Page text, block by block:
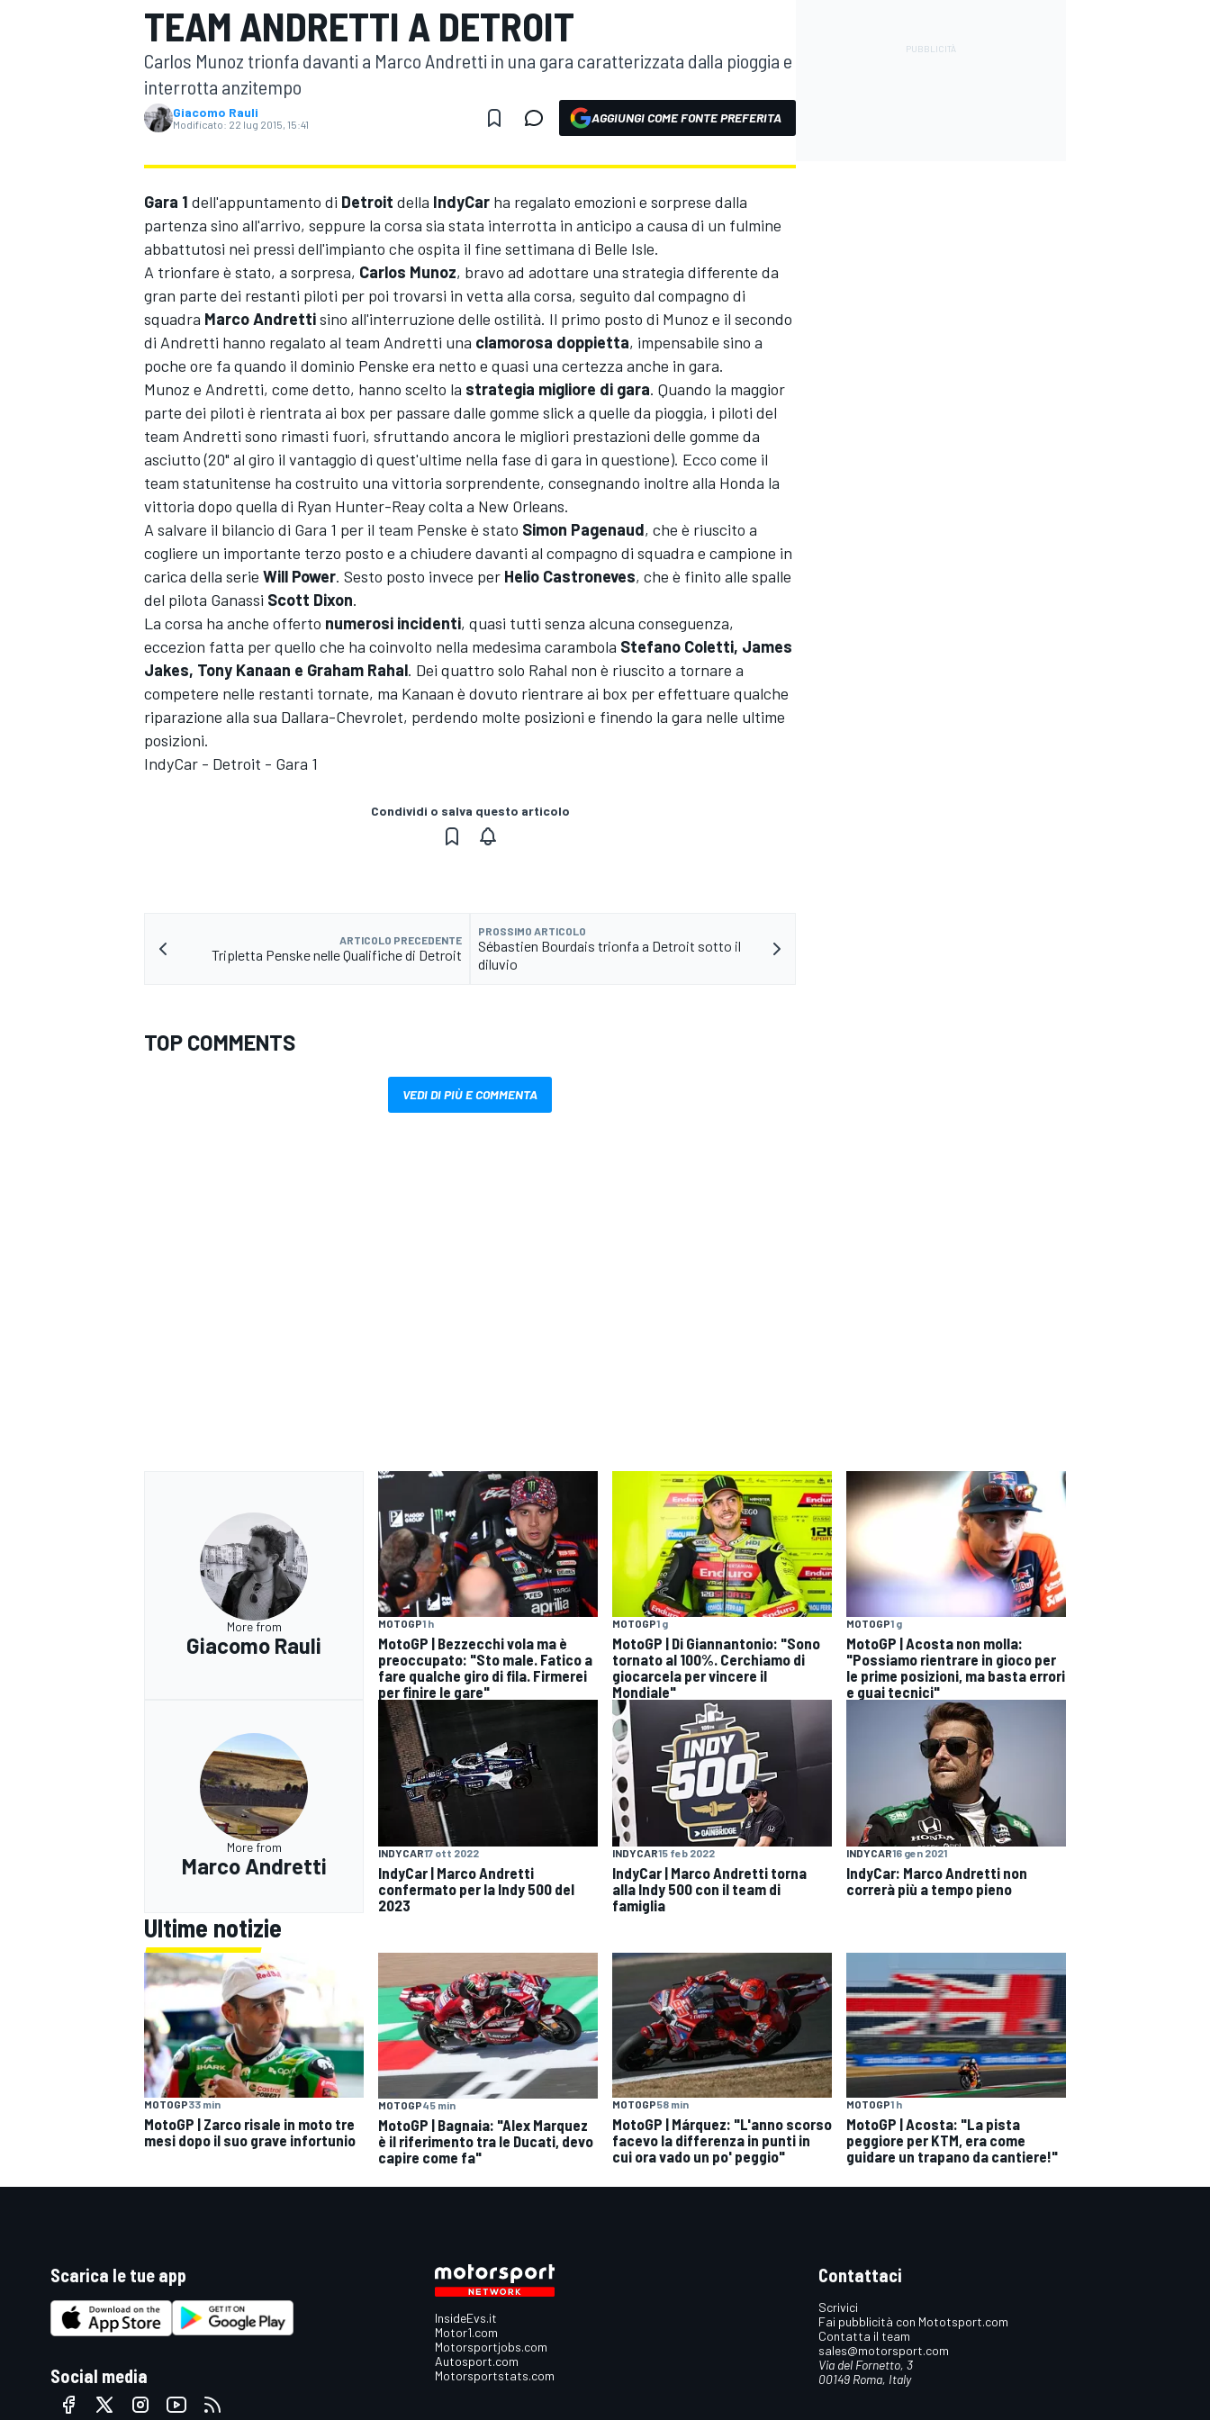
MOTOGP WEC
WRC
MONOMARCA
RALLY
TEAM ANDRETTI A DETROIT
Carlos Munoz trionfa davanti a Marco Andretti in una gara caratterizzata dalla pioggia e
interrotta anzitempo
Giacomo Rauli
Modificato: 22 lug 2015, 15:41 AGGIUNGI COME FONTE PREFERITA
Gara 1 dell'appuntamento di Detroit della IndyCar ha regalato emozioni e sorprese dalla
partenza sino all'arrivo, seppure la corsa sia stata interrotta in anticipo a causa di un fulmine
abbattutosi nei pressi dell'impianto che ospita il fine settimana di Belle Isle.
A trionfare è stato, a sorpresa, Carlos Munoz, bravo ad adottare una strategia differente da
gran parte dei restanti piloti per poi trovarsi in vetta alla corsa, seguito dal compagno di
squadra Marco Andrettisino all'interruzione delle ostilità. Il primo posto di Munoz e il secondo
di Andretti hanno regalato al team Andretti una clamorosa doppietta, impensabile sino a
poche ore fa quando il dominio Penske era netto e quasi una certezza anche in gara.
Munoz e Andretti, come detto, hanno scelto la strategia migliore di gara. Quando la maggior
parte dei piloti è rientrata ai box per passare dalle gomme slick a quelle da pioggia, i piloti del
team Andretti sono rimasti fuori, sfruttando ancora le migliori prestazioni delle gomme da
asciutto (20" al giro il vantaggio di quest'ultime nella fase di gara in questione). Ecco come il
team statunitense ha costruito una vittoria sorprendente, consegnando inoltre alla Honda la
vittoria dopo quella di Ryan Hunter-Reay colta a New Orleans.
A salvare il bilancio di Gara 1 per il team Penske è stato Simon Pagenaud, che è riuscito a
cogliere un importante terzo posto e a chiudere davanti al compagno di squadra e campione in
carica della serie Will Power. Sesto posto invece per Helio Castroneves, che è finito alle spalle
del pilota Ganassi Scott Dixon.
La corsa ha anche offerto numerosi incidenti, quasi tutti senza alcuna conseguenza,
eccezion fatta per quello che ha coinvolto nella medesima carambola Stefano Coletti, James
Jakes, Tony Kanaan e Graham Rahal. Dei quattro solo Rahal non è riuscito a tornare a
competere nelle restanti tornate, ma Kanaan è dovuto rientrare ai box per effettuare qualche
riparazione alla sua Dallara-Chevrolet, perdendo molte posizioni e finendo la gara nelle ultime
posizioni.
IndyCar - Detroit - Gara 1
Condividi o salva questo articolo
ARTICOLO PRECEDENTE
Tripletta Penske nelle Qualifiche di Detroit
PROSSIMO ARTICOLO
Sébastien Bourdais trionfa a Detroit sotto il
diluvio
TOP COMMENTS
VEDI DI PIÙ E COMMENTA
More from
Giacomo Rauli
MOTOGP1 h
MotoGP | Bezzecchi vola ma è
preoccupato: "Sto male. Fatico a
fare qualche giro di fila. Firmerei
per finire le gare"
MOTOGP1 g
MotoGP | Di Giannantonio: "Sono
tornato al 100%. Cerchiamo di
giocarcela per vincere il
Mondiale"
MOTOGP1 g
MotoGP | Acosta non molla:
"Possiamo rientrare in gioco per
le prime posizioni, ma basta errori
e guai tecnici"
More from
Marco Andretti
INDYCAR17 ott 2022
IndyCar | Marco Andretti
confermato per la Indy 500 del
2023
INDYCAR15 feb 2022
IndyCar | Marco Andretti torna
alla Indy 500 con il team di
famiglia
INDYCAR16 gen 2021
IndyCar: Marco Andretti non
correrà più a tempo pieno
Ultime notizie
MOTOGP33 min
MotoGP | Zarco risale in moto tre
mesi dopo il suo grave infortunio
MOTOGP45 min
MotoGP | Bagnaia: "Alex Marquez
è il riferimento tra le Ducati, devo
capire come fa"
MOTOGP58 min
MotoGP | Márquez: "L'anno scorso
facevo la differenza in punti in
cui ora vado un po' peggio"
MOTOGP1 h
MotoGP | Acosta: "La pista
peggiore per KTM, era come
guidare un trapano da cantiere!"
Scarica le tue app
Social media
InsideEvs.it
Motor1.com
Motorsportjobs.com
Autosport.com
Motorsportstats.com
Contattaci
Scrivici
Fai pubblicità con Mototsport.com
Contatta il team
sales@motorsport.com
Via del Fornetto, 3
00149 Roma, Italy